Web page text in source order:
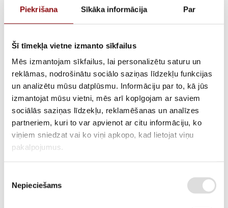
Piekrišana Sīkāka informācija Par
Šī tīmekļa vietne izmanto sīkfailus
Mēs izmantojam sīkfailus, lai personalizētu saturu un
reklāmas, nodrošinātu sociālo saziņas līdzekļu funkcijas
un analizētu mūsu datplūsmu. Informāciju par to, kā jūs
izmantojat mūsu vietni, mēs arī kopīgojam ar saviem
sociālās saziņas līdzekļu, reklamēšanas un analīzes
partneriem, kuri to var apvienot ar citu informāciju, ko
viņiem sniedzat vai ko viņi apkopo, kad lietojat viņu
pakalpojumus.
izvēle
Nepieciešams
Ignition switch DB3000,
301061200600
AVAILABILITY
211400330
301061200600